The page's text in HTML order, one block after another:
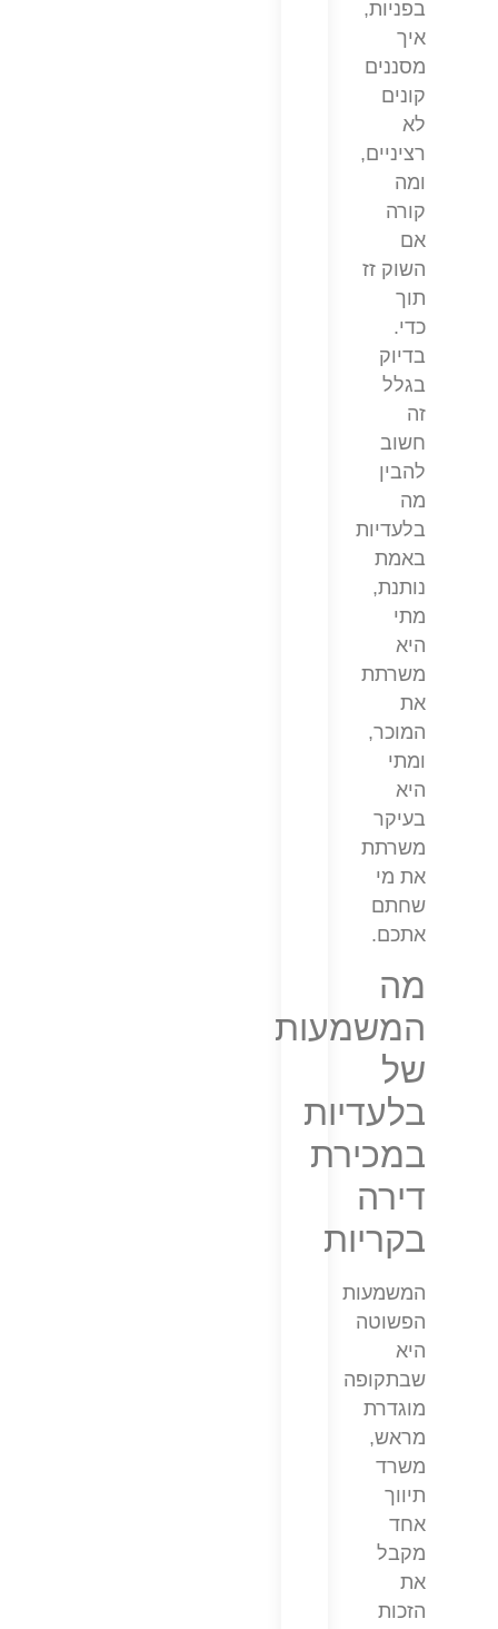
בפניות,
איך
מסננים
קונים
לא
רציניים,
ומה
קורה
אם
השוק זז
תוך
כדי.
בדיוק
בגלל
זה
חשוב
להבין
מה
בלעדיות
באמת
נותנת,
מתי
היא
משרתת
את
המוכר,
ומתי
היא
בעיקר
משרתת
את מי
שחתם
אתכם.
מה
המשמעות
של
בלעדיות
במכירת
דירה
בקריות
המשמעות
הפשוטה
היא
שבתקופה
מוגדרת
מראש,
משרד
תיווך
אחד
מקבל
את
הזכות